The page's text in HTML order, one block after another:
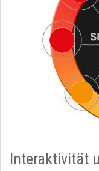
Interaktivität